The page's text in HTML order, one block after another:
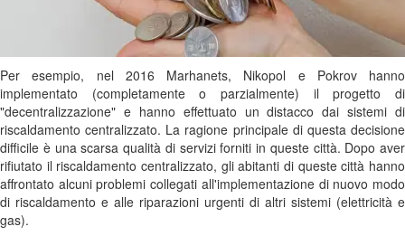
Per esempio, nel 2016 Marhanets, Nikopol e Pokrov hanno
implementato (completamente o parzialmente) il progetto di
"decentralizzazione" e hanno effettuato un distacco dai sistemi di
riscaldamento centralizzato. La ragione principale di questa decisione
difficile è una scarsa qualità di servizi forniti in queste città. Dopo aver
rifiutato il riscaldamento centralizzato, gli abitanti di queste città hanno
affrontato alcuni problemi collegati all'implementazione di nuovo modo
di riscaldamento e alle riparazioni urgenti di altri sistemi (elettricità e
gas).